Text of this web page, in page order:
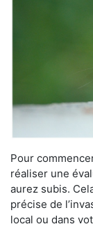
Pour
réaliser une
aurez subis.
précise de
local ou dans